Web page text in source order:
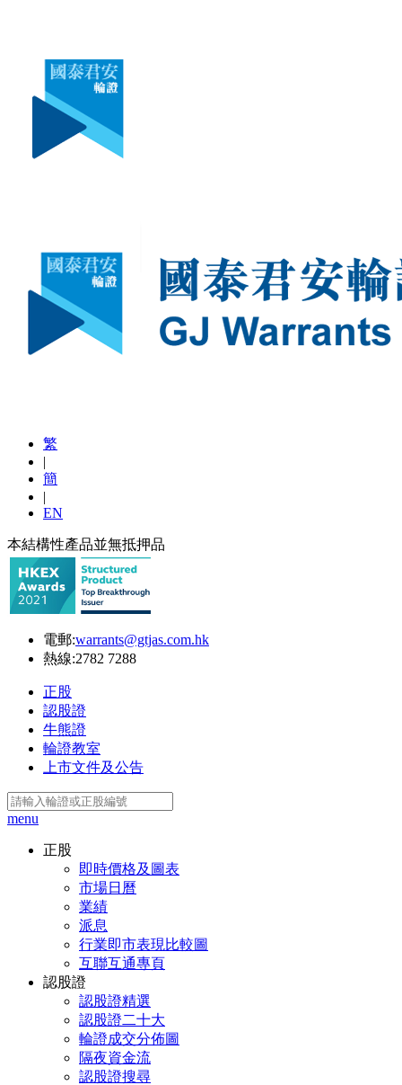
繁
|
簡
|
EN
本結構性產品並無抵押品
電郵:warrants@gtjas.com.hk
熱線:2782 7288
正股
認股證
牛熊證
輪證教室
上市文件及公告
menu
正股
即時價格及圖表
市場日曆
業績
派息
行業即市表現比較圖
互聯互通專頁
認股證
認股證精選
認股證二十大
輪證成交分佈圖
隔夜資金流
認股證搜尋